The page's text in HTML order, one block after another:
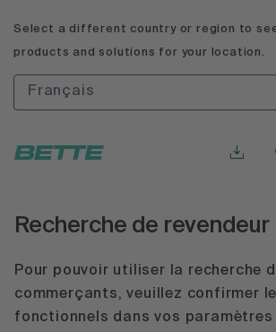
Select a different country or region to
products and solutions for your location.
Français
Recherche de revendeur
Pour pouvoir utiliser la recherche
commerçants, veuillez confirmer
fonctionnels dans vos paramètres